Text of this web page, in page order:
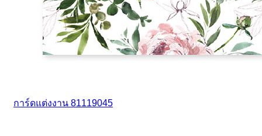
การ์ดแต่งงาน 81119045